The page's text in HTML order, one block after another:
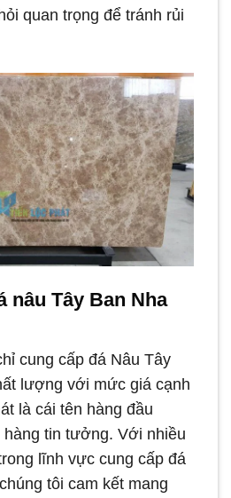
quan trọng để tránh rủi
nâu Tây Ban Nha
cung cấp đá Nâu Tây
lượng với mức giá cạnh
là cái tên hàng đầu
tin tưởng. Với nhiều
lĩnh vực cung cấp đá
tôi cam kết mang